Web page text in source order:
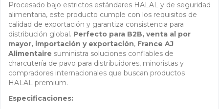
Procesado bajo estrictos estándares HALAL y de seguridad
alimentaria, este producto cumple con los requisitos de
calidad de exportación y garantiza consistencia para
distribución global. Perfecto para B2B, venta al por
mayor, importación y exportación, France AJ
Alimentaire suministra soluciones confiables de
charcutería de pavo para distribuidores, minoristas y
compradores internacionales que buscan productos
HALAL premium.
Especificaciones: